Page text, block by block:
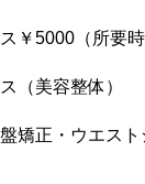
￥5000（所要
（美容整体）
矯正・ウエス